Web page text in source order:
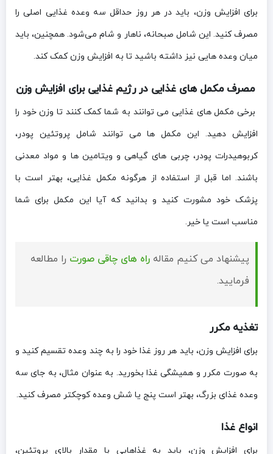
برای افزایش وزن، باید در هر روز حداقل سه وعده غذایی اصلی را
مصرف کنید. این شامل صبحانه، ناهار و شام می‌شود. همچنین، باید
میان وعده‌ هایی نیز داشته باشید تا به افزایش وزن کمک کند.
مصرف مکمل های غذایی در رژیم غذایی برای افزایش وزن
برخی مکمل های غذایی می توانند به شما کمک کنند تا وزن خود را
افزایش دهید. این مکمل ها می توانند شامل پروتئین پودر،
کربوهیدرات پودر، چربی های گیاهی و ویتامین ها و مواد معدنی
باشند. اما قبل از استفاده از هرگونه مکمل غذایی، بهتر است با
پزشک خود مشورت کنید و بدانید که آیا این مکمل برای شما
مناسب است یا خیر.
پیشنهاد می کنیم مقاله راه های چاقی صورت را مطالعه
فرمایید.
تغذیه مکرر
برای افزایش وزن، باید هر روز غذا خود را به چند وعده تقسیم کنید و
به صورت مکرر و همیشگی غذا بخورید. به عنوان مثال، به جای سه
وعده غذای بزرگ، بهتر است پنج یا شش وعده کوچکتر مصرف کنید.
انواع غذا
برای افزایش وزن، باید به غذاهایی با مقدار بالای پروتئین،